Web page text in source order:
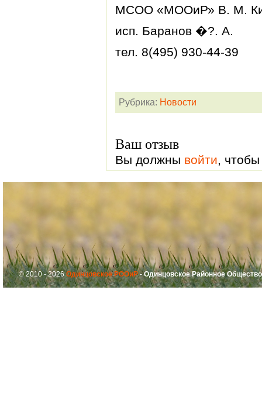
МСОО «МООиР» В. М.
исп. Баранов �?. А.
тел. 8(495) 930-44-39
Рубрика: Новости
Ваш отзыв
Вы должны войти,
© 2010 - 2026Одинцовское РООиР- Одинцовское Районное